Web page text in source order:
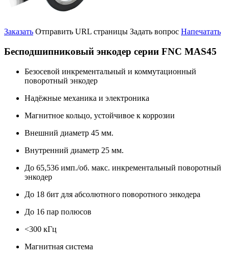
Заказать Отправить URL страницы Задать вопрос Напечатать
Бесподшипниковый энкодер серии FNC MAS45
Безосевой инкрементальный и коммутационный
поворотный энкодер
Надёжные механика и электроника
Магнитное кольцо, устойчивое к коррозии
Внешний диаметр 45 мм.
Внутренний диаметр 25 мм.
До 65,536 имп./об. макс. инкрементальный поворотный
энкодер
До 18 бит для абсолютного поворотного энкодера
До 16 пар полюсов
<300 кГц
Магнитная система